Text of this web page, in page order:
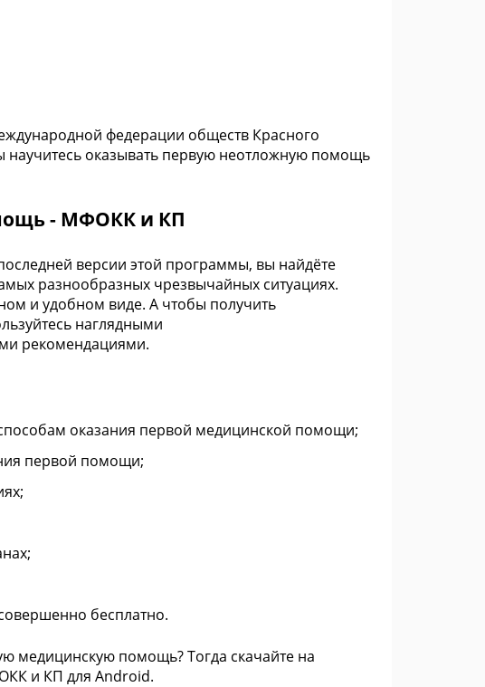
федерации обществ Красного
научитесь оказывать первую неотложную помощь
- МФОКК и КП
версии этой программы, вы найдёте
разнообразных чрезвычайных ситуациях.
и удобном виде. А чтобы получить
наглядными
рекомендациями.
оказания первой медицинской помощи;
первой помощи;
бесплатно.
медицинскую помощь? Тогда скачайте на
и КП для Android.